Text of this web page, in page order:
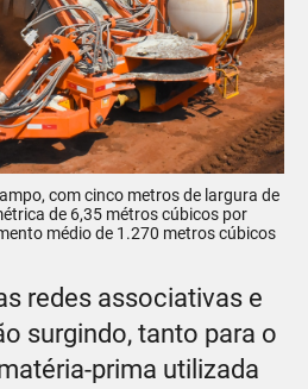
com cinco metros de largura de
de 6,35 métros cúbicos por
médio de 1.270 metros cúbicos
redes associativas e
surgindo, tanto para o
prima utilizada